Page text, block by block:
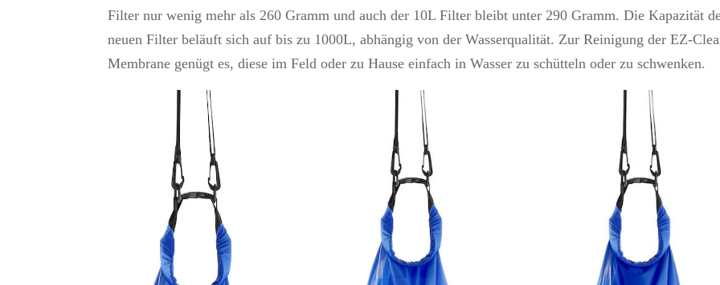
Filter nur wenig mehr als 260 Gramm und auch der 10L Filter bleibt unter 290 Gramm. Die Kapazität
neuen Filter beläuft sich auf bis zu 1000L, abhängig von der Wasserqualität. Zur Reinigung der EZ-
Membrane genügt es, diese im Feld oder zu Hause einfach in Wasser zu schütteln oder zu schwenken.